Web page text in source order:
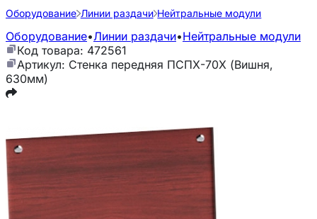
Оборудование Линии раздачи Нейтральные модули
Оборудование•Линии раздачи•Нейтральные модули
Код товара: 472561
Артикул: Стенка передняя ПСПХ-70Х (Вишня,
630мм)